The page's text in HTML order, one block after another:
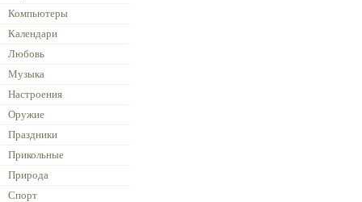
Компьютеры
Календари
Любовь
Музыка
Настроения
Оружие
Праздники
Прикольные
Природа
Спорт